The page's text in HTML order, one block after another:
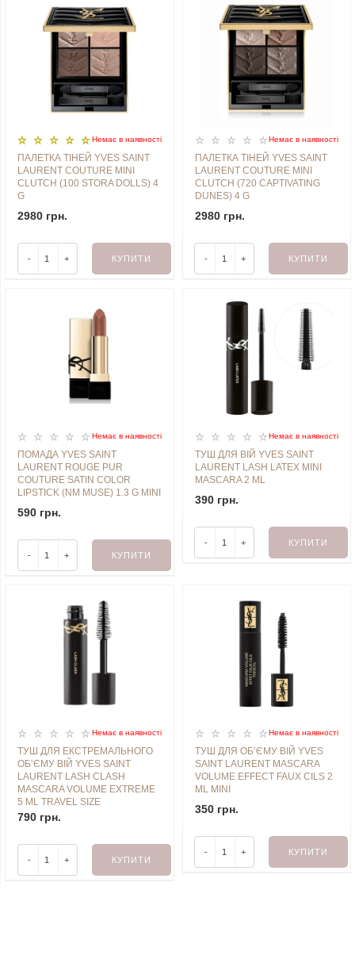
Немає в наявностi
ПАЛЕТКА ТІНЕЙ YVES SAINT
LAURENT COUTURE MINI
CLUTCH (100 STORA DOLLS) 4
G
2980 грн.
- + КУПИТИ
Немає в наявностi
ПАЛЕТКА ТІНЕЙ YVES SAINT
LAURENT COUTURE MINI
CLUTCH (720 CAPTIVATING
DUNES) 4 G
2980 грн.
- + КУПИТИ
Немає в наявностi
ПОМАДА YVES SAINT
LAURENT ROUGE PUR
COUTURE SATIN COLOR
LIPSTICK (NM MUSE) 1.3 G MINI
590 грн.
- + КУПИТИ
Немає в наявностi
ТУШ ДЛЯ ВІЙ YVES SAINT
LAURENT LASH LATEX MINI
MASCARA 2 ML
390 грн.
- + КУПИТИ
Немає в наявностi
ТУШ ДЛЯ ЕКСТРЕМАЛЬНОГО
ОБʼЄМУ ВІЙ YVES SAINT
LAURENT LASH CLASH
MASCARA VOLUME EXTREME
5 ML TRAVEL SIZE
790 грн.
- + КУПИТИ
Немає в наявностi
ТУШ ДЛЯ ОБʼЄМУ ВІЙ YVES
SAINT LAURENT MASCARA
VOLUME EFFECT FAUX CILS 2
ML MINI
350 грн.
- + КУПИТИ